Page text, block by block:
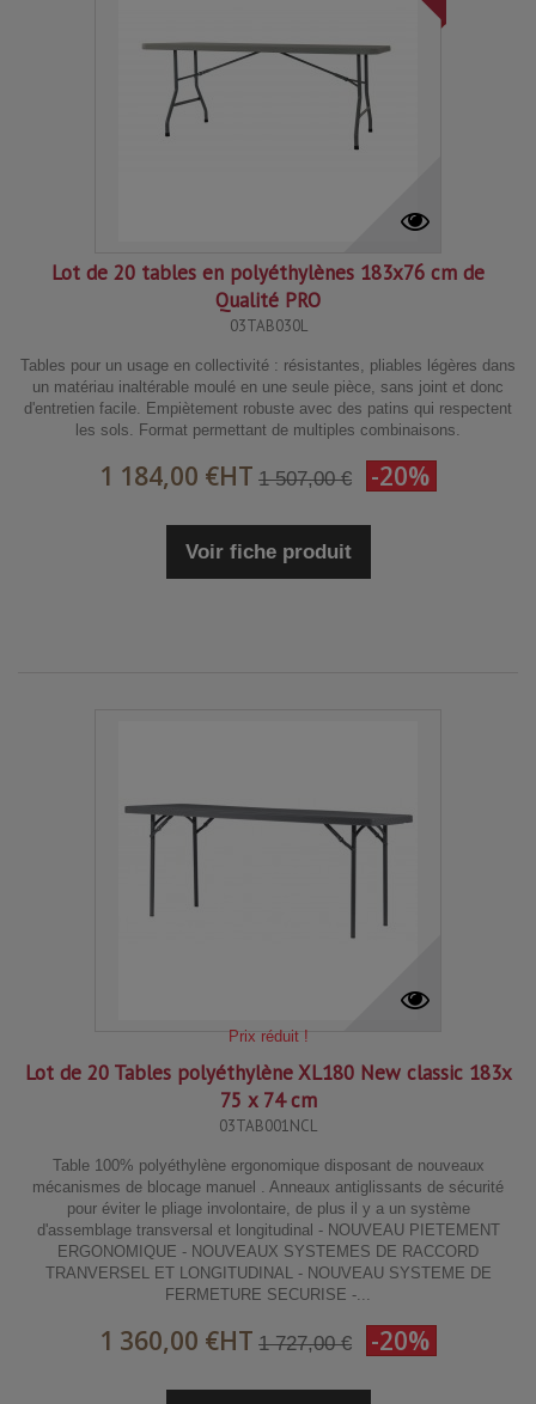
Lot de 20 tables en polyéthylènes 183x76 cm de
Qualité PRO
03TAB030L
Tables pour un usage en collectivité : résistantes, pliables légères dans
un matériau inaltérable moulé en une seule pièce, sans joint et donc
d'entretien facile. Empiètement robuste avec des patins qui respectent
les sols. Format permettant de multiples combinaisons.
1 184,00 €HT 1 507,00 € -20%
Voir fiche produit
Prix réduit !
Lot de 20 Tables polyéthylène XL180 New classic 183x
75 x 74 cm
03TAB001NCL
Table 100% polyéthylène ergonomique disposant de nouveaux
mécanismes de blocage manuel . Anneaux antiglissants de sécurité
pour éviter le pliage involontaire, de plus il y a un système
d'assemblage transversal et longitudinal - NOUVEAU PIETEMENT
ERGONOMIQUE - NOUVEAUX SYSTEMES DE RACCORD
TRANVERSEL ET LONGITUDINAL - NOUVEAU SYSTEME DE
FERMETURE SECURISE -...
1 360,00 €HT 1 727,00 € -20%